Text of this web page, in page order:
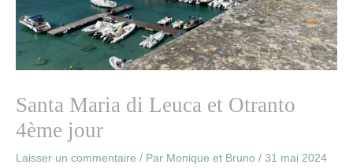
Santa Maria di Leuca et Otranto
4ème jour
Laisser un commentaire / Par Monique et Bruno / 31 mai 2024